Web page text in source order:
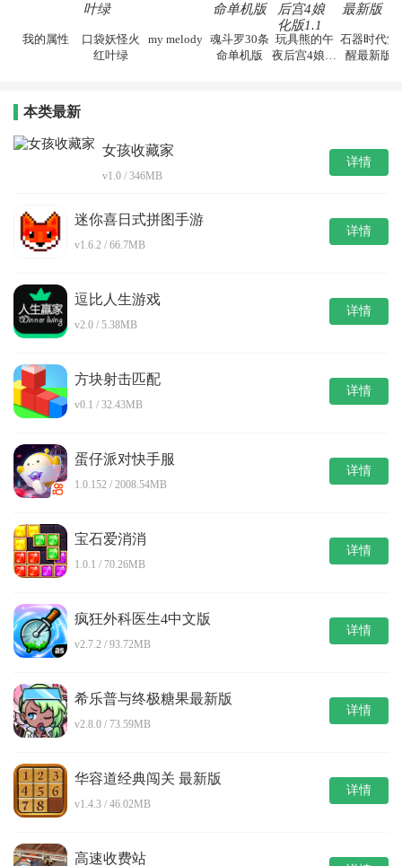
我的属性
口袋妖怪火
红叶绿
my melody 魂斗罗30条
命单机版
玩具熊的午
夜后宫4娘化
石器时代觉
醒最新版
本类最新
女孩收藏家
v1.0 / 346MB
详情
迷你喜日式拼图手游
v1.6.2 / 66.7MB
详情
逗比人生游戏
v2.0 / 5.38MB
详情
方块射击匹配
v0.1 / 32.43MB
详情
蛋仔派对快手服
1.0.152 / 2008.54MB
详情
宝石爱消消
1.0.1 / 70.26MB
详情
疯狂外科医生4中文版
v2.7.2 / 93.72MB
详情
希乐普与终极糖果最新版
v2.8.0 / 73.59MB
详情
华容道经典闯关 最新版
v1.4.3 / 46.02MB
详情
高速收费站